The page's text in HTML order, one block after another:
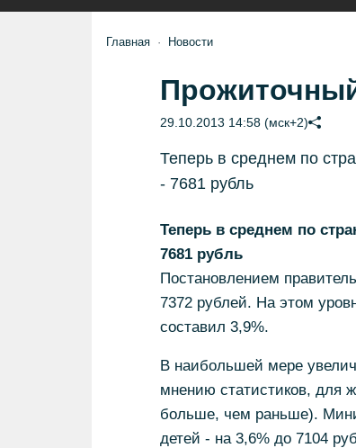
Главная Новости
29.10.2013 14:58 (мск+2)
Теперь в среднем по
- 7681 рубль
Теперь в среднем по
7681 рубль
Постановлением
7372 рублей. На этом
составил 3,9%.
В наибольшей мере
мнению статистиков, для
больше, чем раньше).
детей - на 3,6% до 7104